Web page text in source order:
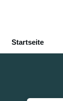
Startseite